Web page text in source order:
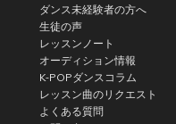
ダンス未経験者の方へ
生徒の声
レッスンノート
オーディション情報
K-POPダンスコラム
レッスン曲のリクエスト
よくある質問